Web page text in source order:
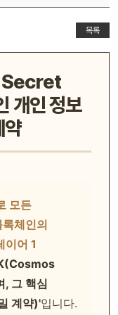
목록
Secret
개인 정보
약
모든
체인의
이어 1
, 그 핵심
계약)'입니다.